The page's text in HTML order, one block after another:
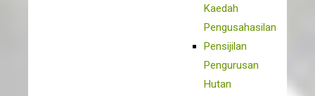
Kaedah
Pengusahasilan
Pensijilan
Pengurusan
Hutan